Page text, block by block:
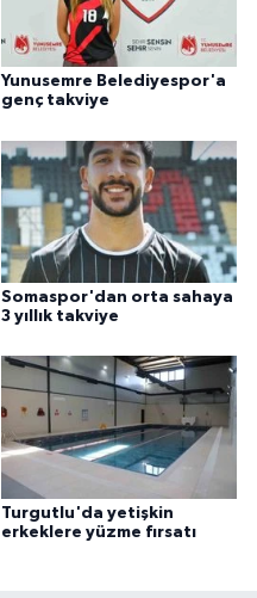
Yunusemre Belediyespor'a
genç takviye
Somaspor'dan orta sahaya
3 yıllık takviye
Turgutlu'da yetişkin
erkeklere yüzme fırsatı